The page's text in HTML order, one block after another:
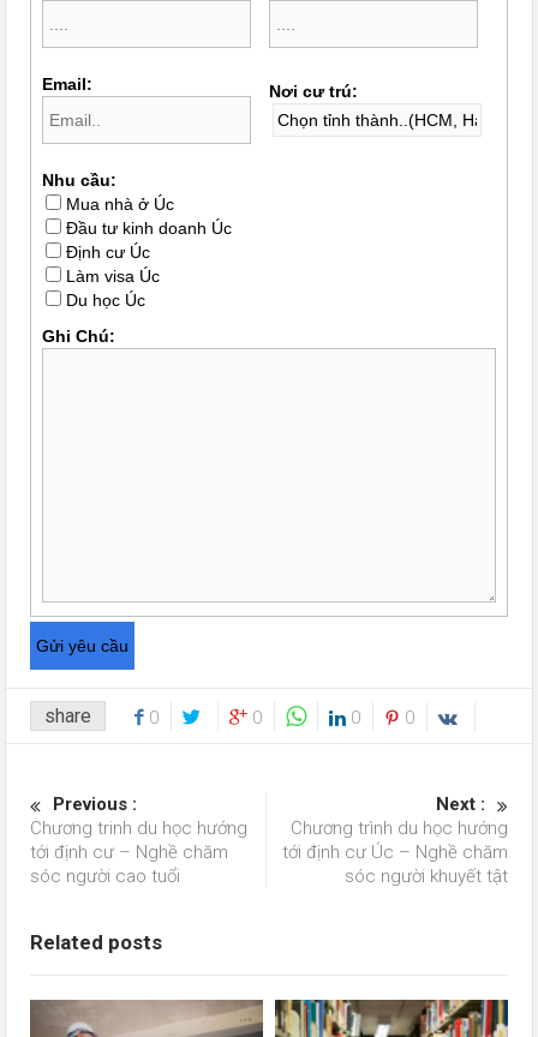
Email: Nơi cư trú:
Nhu cầu:
Mua nhà ở Úc
Đầu tư kinh doanh Úc
Định cư Úc
Làm visa Úc
Du học Úc
Ghi Chú:
share 0 0 0 0
Previous :
Chương trinh du học hướng
tới định cư – Nghề chăm
sóc người cao tuổi
Next :
Chương trình du học hướng
tới định cư Úc – Nghề chăm
sóc người khuyết tật
Related posts